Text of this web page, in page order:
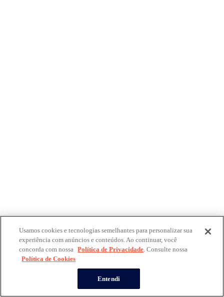
Usamos cookies e tecnologias semelhantes para personalizar sua
experiência com anúncios e conteúdos. Ao continuar, você
concorda com nossa Política de Privacidade. Consulte nossa
Política de Cookies
Entendi